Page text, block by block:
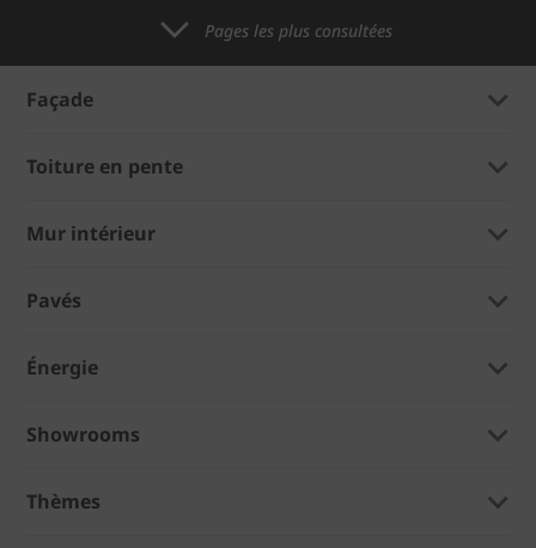
Pages les plus consultées
Façade
Toiture en pente
Mur intérieur
Pavés
Énergie
Showrooms
Thèmes